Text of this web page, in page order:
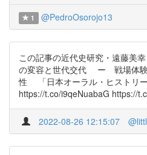
1 @PedroOsorojo13
この記事の近代史研究・遠藤美
の変容と世代交代 ー 戦場体験
性 「日本オーラル・ヒストリ
https://t.co/i9qeNuabaG https://
2022-08-26 12:15:07